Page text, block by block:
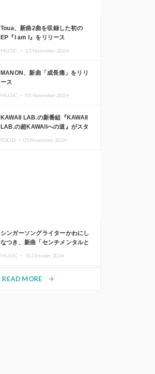
Toua、新曲2曲を収録した初の
EP『I am I』をリリース
MUSIC ・ 13.November.2024
MANON、新曲「成長痛」をリリ
ース
MUSIC ・ 05.November.2024
KAWAII LAB.の新番組『KAWAII
LAB.の超KAWAIIへの道』がスタ
FOOD ・ 05.November.2024
シンガーソングライターかわにし
なつき、新曲「センチメンタルと
MUSIC ・ 31.October.2024
READ MORE arrow_forward